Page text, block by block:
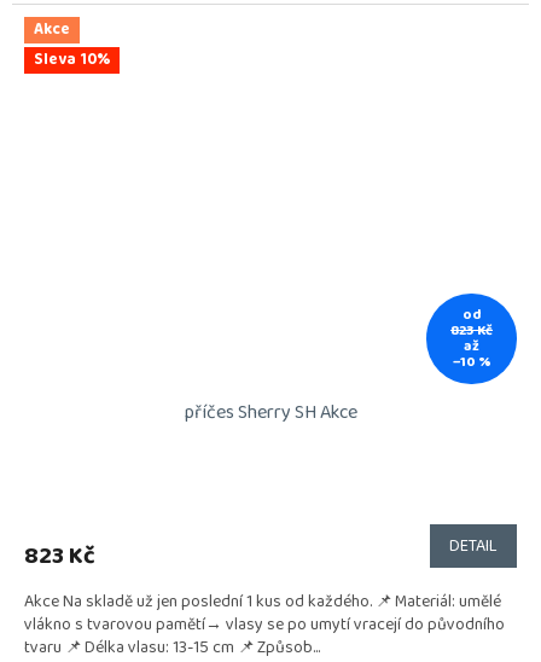
Akce
Sleva 10%
od
823 Kč
až
–10 %
příčes Sherry SH Akce
823 Kč DETAIL
Akce Na skladě už jen poslední 1 kus od každého. 📌 Materiál: umělé
vlákno s tvarovou pamětí→ vlasy se po umytí vracejí do původního
tvaru 📌 Délka vlasu: 13-15 cm 📌 Způsob...